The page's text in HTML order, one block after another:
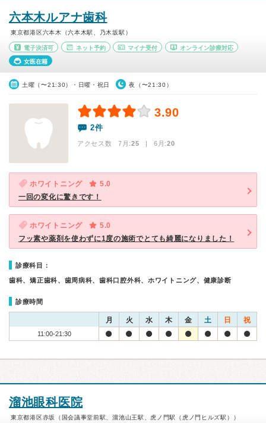
六本木ルアナ歯科
東京都港区六本木（六本木駅、乃木坂駅）
電子決済可 ネット予約 マイナ受付 オンライン診療対応
女医在籍
土曜（〜21:30）・日曜・祝日 夜（〜21:30）
3.90
2件
アクセス数 7月:25 | 6月:20
ホワイトニング
5.0
一回の変化に驚きです！
ホワイトニング
5.0
フッ素や薬剤を使わずに1度の施術でとても綺麗になりました！
診療科目：
歯科、矯正歯科、歯周病科、歯科口腔外科、ホワイトニング、健康診断
診療時間
月 火 水 木 金 土 日 祝
11:00-21:30
溜池眼科医院
東京都港区赤坂（国会議事堂前駅、溜池山王駅、虎ノ門駅（虎ノ門ヒルズ駅））